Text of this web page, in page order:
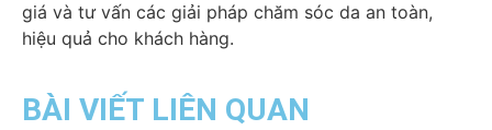
giá và tư vấn các giải pháp chăm sóc da an toàn,
hiệu quả cho khách hàng.
BÀI VIẾT LIÊN QUAN